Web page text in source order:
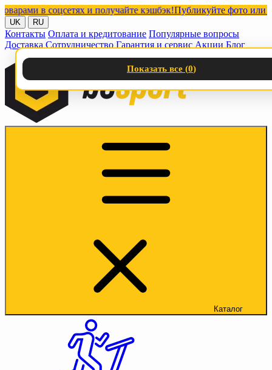
в соцсетях и получайте кэшбэк!Публикуйте фото или
UK RU
Контакты Оплата и кредитование Популярные вопросы
Доставка Сотрудничество Гарантия и сервис Акции Блог
Каталог
Показать все (0)